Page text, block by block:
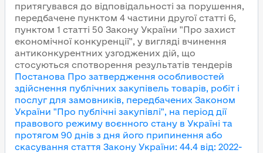
притягувався до відповідальності за порушення,
передбачене пунктом 4 частини другої статті 6,
пунктом 1 статті 50 Закону України "Про захист
економічної конкуренції", у вигляді вчинення
антиконкурентних узгоджених дій, що
стосуються спотворення результатів тендерів
Постанова Про затвердження особливостей
здійснення публічних закупівель товарів, робіт і
послуг для замовників, передбачених Законом
України "Про публічні закупівлі", на період дії
правового режиму воєнного стану в Україні та
протягом 90 днів з дня його припинення або
скасування стаття Закону України: 44.4 від: 2022-